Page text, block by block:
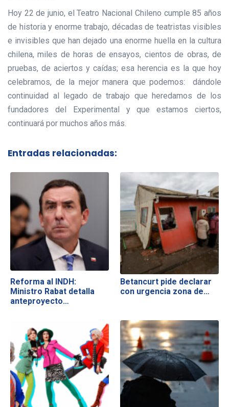
Hoy 22 de junio, el Teatro Nacional Chileno cumple 85 años
de historia y enorme trabajo, décadas de teatristas visibles
e invisibles que han dejado una enorme huella en la cultura
chilena, miles de horas de ensayos, cientos de obras, de
pruebas, de aciertos y caídas; esa herencia es la que hoy
celebramos, de la mejor manera que podemos: dándole
continuidad al legado de trabajo que heredamos de los
fundadores del Experimental y que estamos ciertos,
continuará por muchos años más.
Entradas relacionadas:
Reforma al INDH:
Ministro Rabat detalla
anteproyecto…
Betancurt pide declarar
con urgencia zona de…